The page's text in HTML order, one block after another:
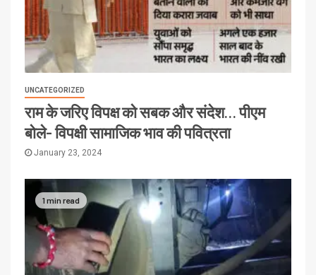
UNCATEGORIZED
राम के जरिए विपक्ष को सबक और संदेश… पीएम
बोले- विपक्षी सामाजिक भाव की पवित्रता
January 23, 2024
1 min read